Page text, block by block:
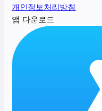
개인정보처리방침
앱 다운로드